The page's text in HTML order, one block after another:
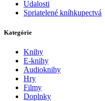
Udalosti
Spriatelené kníhkupectvá
Kategórie
Knihy
E-knihy
Audioknihy
Hry
Filmy
Doplnky